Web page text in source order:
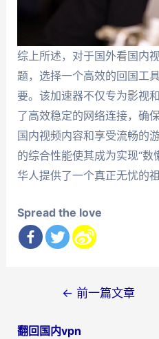
综上所述，对于国外看国内
题，选择一个高效的回国工
要。该加速器不仅专为影视
了高效稳定的网络连接，确
国内视频内容和享受流畅的
的综合性能使其成为实现“
华人提供了一个真正无忧的
Spread the love
导
← 前一篇文章
翻回国内vpn